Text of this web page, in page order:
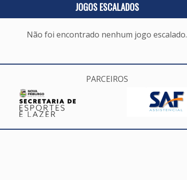
JOGOS ESCALADOS
Não foi encontrado nenhum jogo escalado.
PARCEIROS